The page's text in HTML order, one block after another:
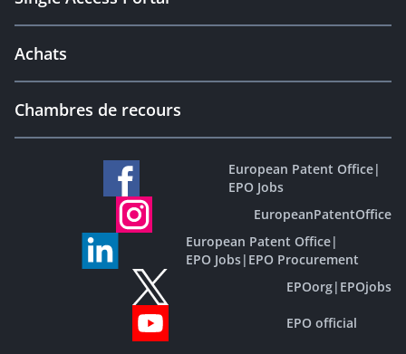
Achats
Chambres de recours
European Patent Office|
EPO Jobs
EuropeanPatentOffice
European Patent Office|
EPO Jobs| EPO Procurement
EPOorg| EPOjobs
EPO official